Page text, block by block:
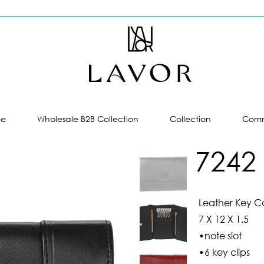
Wholesale B2B Collection Collection
7242
Leather Key
7 X 12 X 1.5
•note slot
•6 key clips